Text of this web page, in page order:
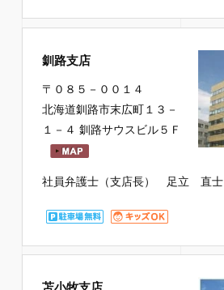
釧路支店
〒０８５－００１４
北海道釧路市末広町１３－
１－４ 釧路サウスビル５Ｆ
社員弁護士（支店長） 足立 直士